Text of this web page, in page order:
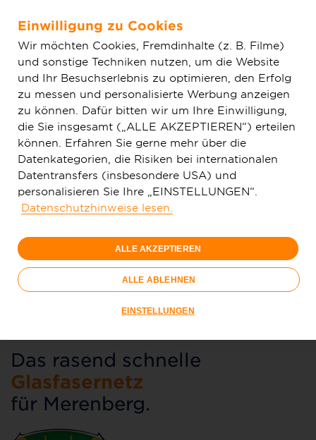
Zum Hauptinhalt springen
Glasfaser & Ausbau Ausbaugebiete
Merenberg
150 Mbit/s
29,99
€/Monat
Nur bis 15.09.
Jetzt bestellen
Glasfaser-
Das rasend schnelle
Glasfasernetz
für Merenberg.
Einwilligung zu Cookies
Wir möchten Cookies, Fremdinhalte (z. B. Filme)
und sonstige Techniken nutzen, um die Website
und Ihr Besuchserlebnis zu optimieren, den Erfolg
zu messen und personalisierte Werbung anzeigen
zu können. Dafür bitten wir um Ihre Einwilligung,
die Sie insgesamt („ALLE AKZEPTIEREN“) erteilen
können. Erfahren Sie gerne mehr über die
Datenkategorien, die Risiken bei internationalen
Datentransfers (insbesondere USA) und
personalisieren Sie Ihre „EINSTELLUNGEN“.
Datenschutzhinweise lesen.
ALLE AKZEPTIEREN
ALLE ABLEHNEN
EINSTELLUNGEN